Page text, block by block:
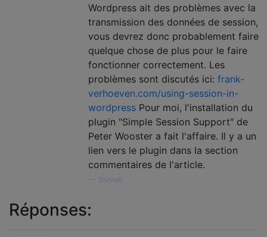
Wordpress ait des problèmes avec la
transmission des données de session,
vous devrez donc probablement faire
quelque chose de plus pour le faire
fonctionner correctement. Les
problèmes sont discutés ici: frank-
verhoeven.com/using-session-in-
wordpress Pour moi, l'installation du
plugin "Simple Session Support" de
Peter Wooster a fait l'affaire. Il y a un
lien vers le plugin dans la section
commentaires de l'article.
SteveR
Réponses: